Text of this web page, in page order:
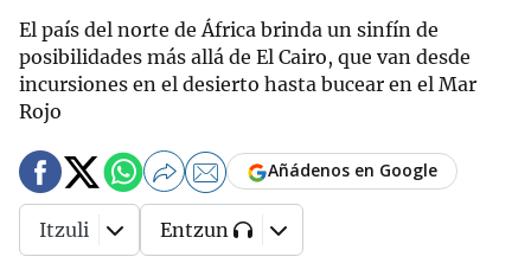
El país del norte de África brinda un sinfín de
posibilidades más allá de El Cairo, que van desde
incursiones en el desierto hasta bucear en el Mar
Rojo
Añádenos en Google
Itzuli Entzun